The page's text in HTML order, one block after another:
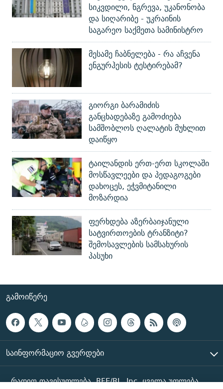
სიკვდილი, ნგრევა, უკანონობა
და სიღარიბე - უკრაინის
საგარეო საქმეთა სამინისტრო
მესამე ჩაბნელება - რა აჩვენა
ენგურჰესის ტესტირებამ?
გიორგი ბარამიძის
განცხადებაზე გამოძიება
სამშობლოს ღალატის მუხლით
დაიწყო
ტაილანდის ერთ-ერთ სკოლაში
მოსწავლეები და პედაგოგები
დახოცეს, ეჭვმიტანილი
მოზარდია
ფერხდება აზერბაიჯანული
სატვირთოების ტრანზიტი?
შემოსავლების სამსახურის
პასუხი
ᲒᲐᲛᲝᲘᲬᲔᲠᲔ
ᲡᲐᲘᲜᲤᲝᲠᲛᲐᲪᲘᲝ ᲒᲕᲔᲠᲓᲔᲑᲘ
რადიო თავისუფლება, RFE/RL, Inc. ყველა უფლება